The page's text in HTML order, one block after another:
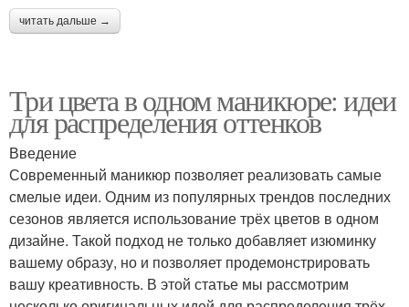
читать дальше →
Три цвета в одном маникюре: идеи
для распределения оттенков
Введение
Современный маникюр позволяет реализовать самые
смелые идеи. Одним из популярных трендов последних
сезонов является использование трёх цветов в одном
дизайне. Такой подход не только добавляет изюминку
вашему образу, но и позволяет продемонстрировать
вашу креативность. В этой статье мы рассмотрим